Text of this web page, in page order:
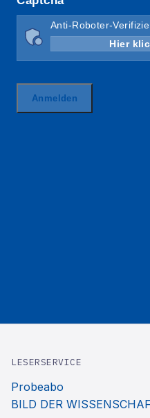
LESERSERVICE
Probeabo
BILD DER